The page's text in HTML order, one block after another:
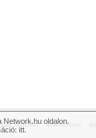
feltételek Adatvédelem
oldalon.
itt.